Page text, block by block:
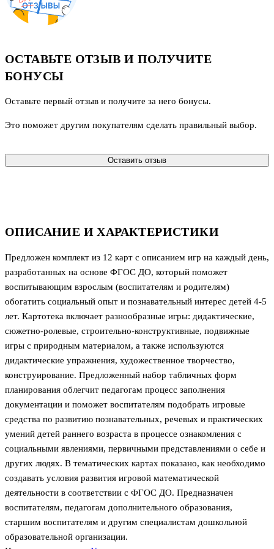
ОПИСАНИЕ И ХАРАКТЕРИСТИКИ
Предложен комплект из 12 карт с описанием игр на каждый день,
разработанных на основе ФГОС ДО, который поможет
воспитывающим взрослым (воспитателям и родителям)
обогатить социальный опыт и познавательный интерес детей 4-5
лет. Картотека включает разнообразные игры: дидактические,
сюжетно-ролевые, строительно-конструктивные, подвижные
игры с природным материалом, а также используются
дидактические упражнения, художественное творчество,
конструирование. Предложенный набор табличных форм
планирования облегчит педагогам процесс заполнения
документации и поможет воспитателям подобрать игровые
средства по развитию познавательных, речевых и практических
умений детей раннего возраста в процессе ознакомления с
социальными явлениями, первичными представлениями о себе и
других людях. В тематических картах показано, как необходимо
создавать условия развития игровой математической
деятельности в соответствии с ФГОС ДО. Предназначен
воспитателям, педагогам дополнительного образования,
старшим воспитателям и другим специалистам дошкольной
образовательной организации.
ОСТАВЬТЕ ОТЗЫВ И ПОЛУЧИТЕ
БОНУСЫ
Оставьте первый отзыв и получите за него бонусы.
Это поможет другим покупателям сделать правильный выбор.
Оставить отзыв